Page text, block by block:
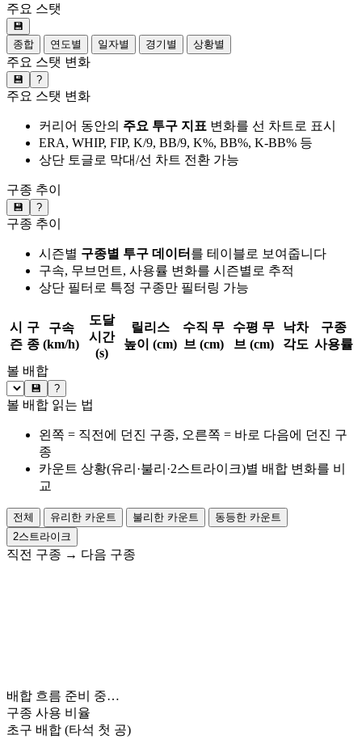
주요 스탯
💾
종합
연도별 일자별 경기별 상황별
주요 스탯 변화
💾 ?
주요 스탯 변화
커리어 동안의 주요 투구 지표 변화를 선 차트로 표시
ERA, WHIP, FIP, K/9, BB/9, K%, BB%, K-BB% 등
상단 토글로 막대/선 차트 전환 가능
구종 추이
💾 ?
구종 추이
시즌별 구종별 투구 데이터 를 테이블로 보여줍니다
구속, 무브먼트, 사용률 변화를 시즌별로 추적
상단 필터로 특정 구종만 필터링 가능
시
즌
구
종
구속
(km/h)
도달
시간
(s)
릴리스
높이 (cm)
수직 무
브 (cm)
수평 무
브 (cm)
낙차
각도
구종
사용률
볼 배합
💾 ?
볼 배합 읽는 법
왼쪽 = 직전에 던진 구종, 오른쪽 = 바로 다음에 던진 구
종
카운트 상황(유리·불리·2스트라이크)별 배합 변화를 비
교
전체 유리한 카운트 불리한 카운트
동등한 카운트
2스트라이크
직전 구종 → 다음 구종
배합 흐름 준비 중…
구종 사용 비율
초구 배합 (타석 첫 공)